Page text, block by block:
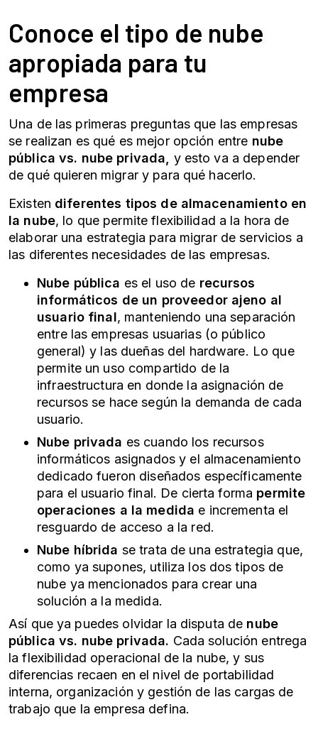
Conoce el tipo de nube
apropiada para tu
empresa
Una de las primeras preguntas que las empresas
se realizan es qué es mejor opción entre nube
pública vs. nube privada,
y esto va a depender
de qué quieren migrar y para qué hacerlo.
Existen diferentes tipos de almacenamiento en
la nube, lo que permite flexibilidad a la hora de
elaborar una estrategia para migrar de servicios a
las diferentes necesidades de las empresas.
Nube pública es el uso de recursos
informáticos de un proveedor ajeno al
usuario final, manteniendo una separación
entre las empresas usuarias (o público
general) y las dueñas del hardware. Lo que
permite un uso compartido de la
infraestructura en donde la asignación de
recursos se hace según la demanda de cada
usuario.
Nube privada es cuando los recursos
informáticos asignados y el almacenamiento
dedicado fueron diseñados específicamente
para el usuario final. De cierta forma permite
operaciones a la medida e incrementa el
resguardo de acceso a la red.
Nube híbrida se trata de una estrategia que,
como ya supones, utiliza los dos tipos de
nube ya mencionados para crear una
solución a la medida.
Así que ya puedes olvidar la disputa de nube
pública vs. nube privada. Cada solución entrega
la flexibilidad operacional de la nube, y sus
diferencias recaen en el nivel de portabilidad
interna, organización y gestión de las cargas de
trabajo que la empresa defina.